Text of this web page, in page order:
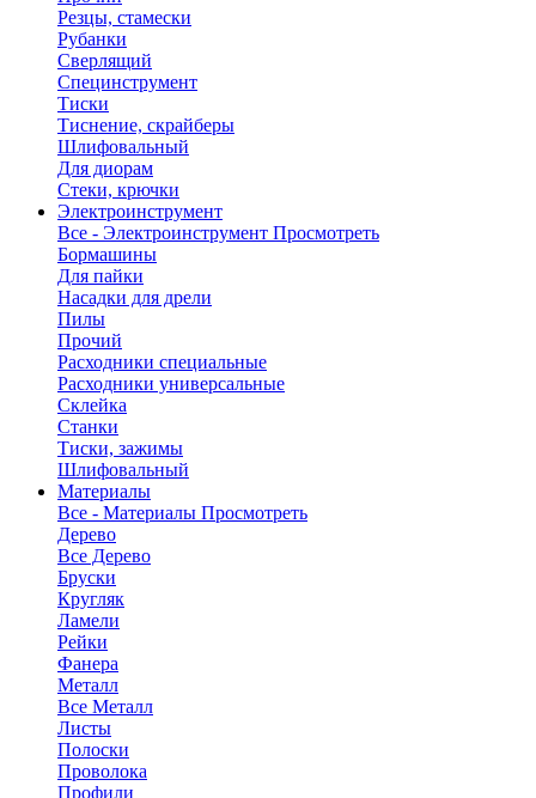
Резцы, стамески
Рубанки
Сверлящий
Специнструмент
Тиски
Тиснение, скрайберы
Шлифовальный
Для диорам
Стеки, крючки
Электроинструмент
Все - Электроинструмент Просмотреть
Бормашины
Для пайки
Насадки для дрели
Пилы
Прочий
Расходники специальные
Расходники универсальные
Склейка
Станки
Тиски, зажимы
Шлифовальный
Материалы
Все - Материалы Просмотреть
Дерево
Все Дерево
Бруски
Кругляк
Ламели
Рейки
Фанера
Металл
Все Металл
Листы
Полоски
Проволока
Профили